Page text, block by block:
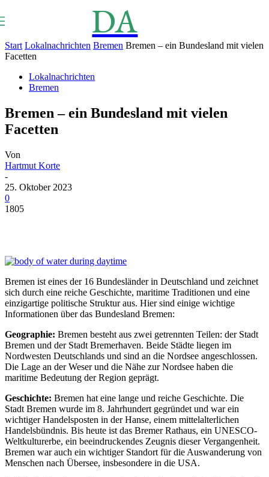
DA
Start Lokalnachrichten Bremen Bremen – ein Bundesland mit vielen
Facetten
Lokalnachrichten
Bremen
Bremen – ein Bundesland mit vielen
Facetten
Von
Hartmut Korte
-
25. Oktober 2023
0
1805
Bremen ist eines der 16 Bundesländer in Deutschland und zeichnet
sich durch eine reiche Geschichte, maritime Traditionen und eine
einzigartige politische Struktur aus. Hier sind einige wichtige
Informationen über das Bundesland Bremen:
Geographie: Bremen besteht aus zwei getrennten Teilen: der Stadt
Bremen und der Stadt Bremerhaven. Beide Städte liegen im
Nordwesten Deutschlands und sind an die Nordsee angeschlossen.
Die Lage an der Weser und die Nähe zur Nordsee haben die
maritime Bedeutung der Region geprägt.
Geschichte: Bremen hat eine lange und reiche Geschichte. Die
Stadt Bremen wurde im 8. Jahrhundert gegründet und war ein
wichtiger Handelsposten in der Hanse, einem mittelalterlichen
Handelsbündnis. Bis heute ist das Bremer Rathaus, ein UNESCO-
Weltkulturerbe, ein beeindruckendes Zeugnis dieser Vergangenheit.
Bremen war auch ein wichtiger Standort für die Auswanderung von
Menschen nach Übersee, insbesondere in die USA.